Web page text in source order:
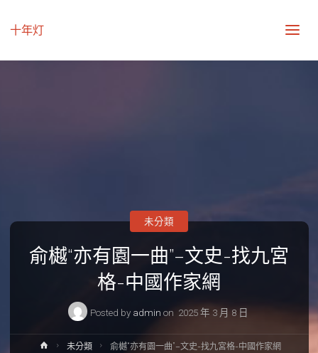
十年灯
俞樾“亦有園一曲”–文史-找九宮
格-中國作家網
Posted by admin on 2025 年 3 月 8 日
未分類
Home未分類 俞樾“亦有園一曲”–文史-找九宮格-中國作家網